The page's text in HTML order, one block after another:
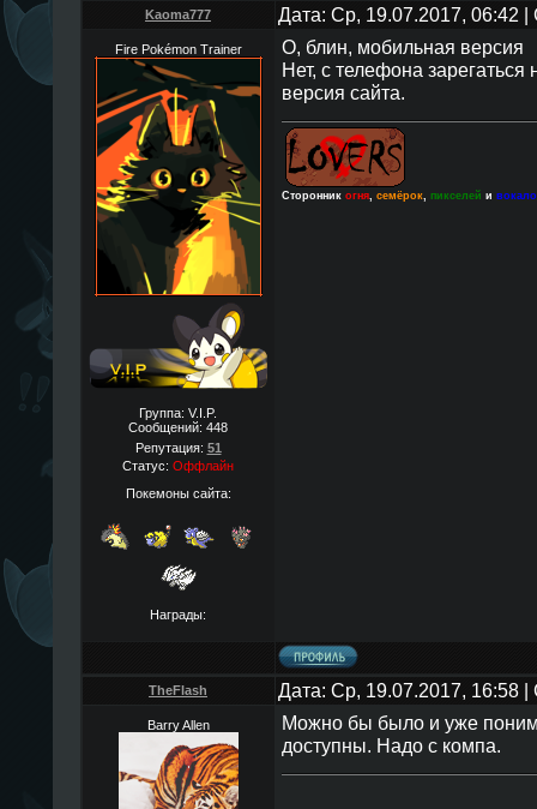
Kaoma777 Дата: Ср, 19.07.2017, 06:42
Fire Pokémon Trainer
Группа: V.I.P.
Сообщений: 448
Репутация: 51
Статус: Оффлайн
Покемоны сайта:
Награды:
О, блин, мобильная версия
Нет, с телефона
версия сайта.
Сторонник огня, семёрок, пикселей и
TheFlаsh Дата: Ср, 19.07.2017, 16:58
Barry Allen
Можно бы было и уже
доступны. Надо с компа.